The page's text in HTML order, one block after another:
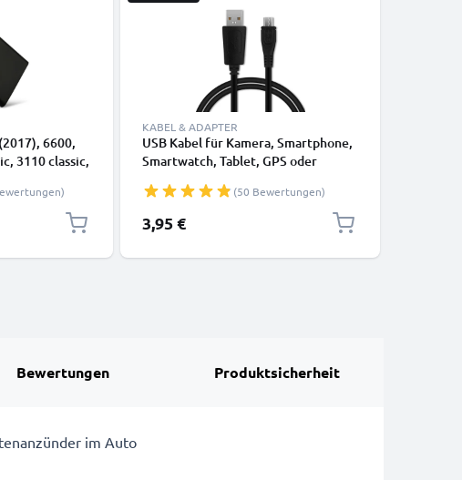
6600,
3110 classic,
CELLONIC
KABEL & ADAPTER
USB Kabel für Kamera, Smartphone,
Smartwatch, Tablet, GPS oder
Datenkabel schwarz(50 Bewertungen)
3,95 €
Bewertungen Produktsicherheit
im Auto